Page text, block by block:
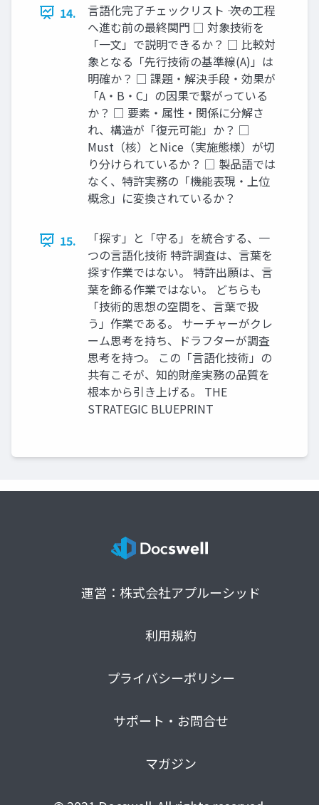
14.
言語化完了チェックリスト ―― 次の工程
へ進む前の最終関門 □ 対象技術を
「一文」で説明できるか？ □ 比較対
象となる「先行技術の基準線(A)」は
明確か？ □ 課題・解決手段・効果が
「A・B・C」の因果で繋がっている
か？ □ 要素・属性・関係に分解さ
れ、構造が「復元可能」か？ □
Must（核）とNice（実施態様）が切
り分けられているか？ □ 製品語では
なく、特許実務の「機能表現・上位
概念」に変換されているか？
15.
「探す」と「守る」を統合する、一
つの言語化技術 特許調査は、言葉を
探す作業ではない。 特許出願は、言
葉を飾る作業ではない。 どちらも
「技術的思想の空間を、言葉で扱
う」作業である。 サーチャーがクレ
ーム思考を持ち、ドラフターが調査
思考を持つ。 この「言語化技術」の
共有こそが、知的財産実務の品質を
根本から引き上げる。 THE
STRATEGIC BLUEPRINT
運営：株式会社アプルーシッド
利用規約
プライバシーポリシー
サポート・お問合せ
マガジン